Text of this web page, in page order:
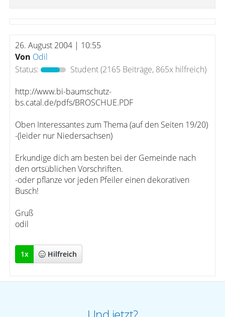
26. August 2004 | 10:55
Von Odil
Status:
Student(2165 Beiträge, 865x hilfreich)
http://www.bi-baumschutz-
bs.catal.de/pdfs/BROSCHUE.PDF
Oben Interessantes zum Thema (auf den Seiten 19/20)
-(leider nur Niedersachsen)
Erkundige dich am besten bei der Gemeinde nach
den ortsüblichen Vorschriften.
-oder pflanze vor jeden Pfeiler einen dekorativen
Busch!
Gruß
odil
1x Hilfreich